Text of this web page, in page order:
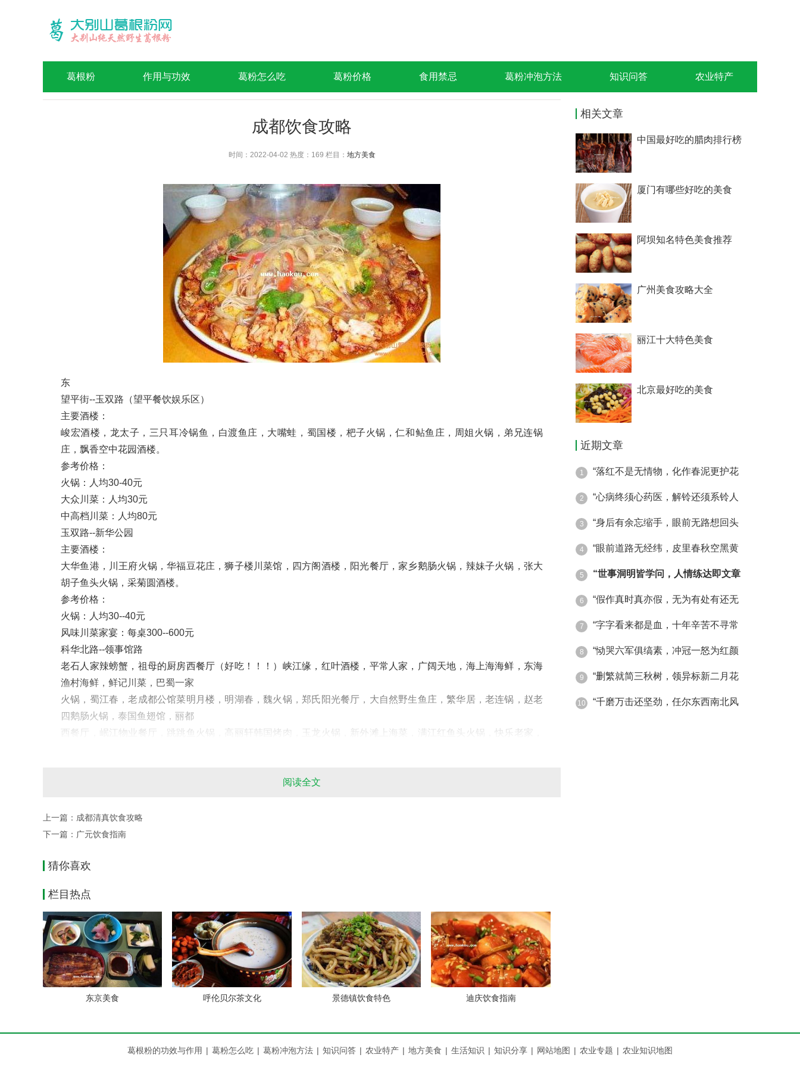
葛根粉 作用与功效 葛粉怎么吃 葛粉价格 食用禁忌 葛粉冲泡方法 知识问答 农业特产
成都饮食攻略
时间：2022-04-02 热度： 169 栏目： 地方美食
东
望平街--玉双路（望平餐饮娱乐区）
主要酒楼：
峻宏酒楼，龙太子，三只耳冷锅鱼，白渡鱼庄，大嘴蛙，蜀国楼，杷子火锅，仁和鲇鱼庄，周姐火锅，弟兄连锅
庄，飘香空中花园酒楼。
参考价格：
火锅：人均30-40元
大众川菜：人均30元
中高档川菜：人均80元
玉双路--新华公园
主要酒楼：
大华鱼港，川王府火锅，华福豆花庄，狮子楼川菜馆，四方阁酒楼，阳光餐厅，家乡鹅肠火锅，辣妹子火锅，张大
胡子鱼头火锅，采菊圆酒楼。
参考价格：
火锅：人均30--40元
风味川菜家宴：每桌300--600元
科华北路--领事馆路
老石人家辣螃蟹，祖母的厨房西餐厅（好吃！！！）峡江缘，红叶酒楼，平常人家，广阔天地，海上海海鲜，东海
渔村海鲜，鲜记川菜，巴蜀一家
火锅，蜀江春，老成都公馆菜明月楼，明湖春，魏火锅，郑氏阳光餐厅，大自然野生鱼庄，繁华居，老连锅，赵老
四鹅肠火锅，泰国鱼翅馆，丽都
西餐厅，岷江物业餐厅，跳跳鱼火锅，高丽轩韩国烤肉，玉龙火锅，新外滩上海菜，满江红鱼头火锅，快乐老家，
翅，西式自助餐，正宗上海菜，海派
新概念川菜，阳澄湖大闸蟹，西式便餐，韩国烤肉，鹅肠火锅，黄辣丁火锅，鱼头火锅，跳跳鱼火锅。
火锅：人均30--40元
辣螃蟹：人均50元
新津河鲜：人均60元
上海菜：人均70元
海鲜：人均40-50元
西餐：人均80元
韩国菜：人均30-40元
机场路
流金岁月，五彩缤纷，小轩临水，川老表，金龙渔港，天天渔港
阅读全文
上一篇： 成都清真饮食攻略
下一篇： 广元饮食指南
猜你喜欢
栏目热点
东京美食 呼伦贝尔茶文化 景德镇饮食特色 迪庆饮食指南
相关文章
中国最好吃的腊肉排行榜
厦门有哪些好吃的美食
阿坝知名特色美食推荐
广州美食攻略大全
丽江十大特色美食
北京最好吃的美食
近期文章
1 “落红不是无情物，化作春泥更护花
2 “心病终须心药医，解铃还须系铃人
3 “身后有余忘缩手，眼前无路想回头
4 “眼前道路无经纬，皮里春秋空黑黄
5 “世事洞明皆学问，人情练达即文章
6 “假作真时真亦假，无为有处有还无
7 “字字看来都是血，十年辛苦不寻常
8 “恸哭六军俱缟素，冲冠一怒为红颜
9 “删繁就简三秋树，领异标新二月花
10 “千磨万击还坚劲，任尔东西南北风
葛根粉的功效与作用 | 葛粉怎么吃 | 葛粉冲泡方法 | 知识问答 | 农业特产 | 地方美食 | 生活知识 | 知识分享 | 网站地图 | 农业专题 | 农业知识地图